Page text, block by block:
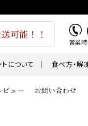
可能！！
営業
トについて 食べ方・解
ビュー お問い合わせ